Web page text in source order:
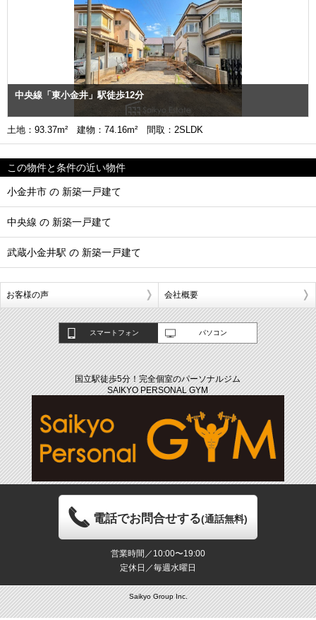
中央線「東小金井」駅徒歩12分
土地：93.37m² 建物：74.16m² 間取：2SLDK
この物件と条件の近い物件
小金井市 の 新築一戸建て
中央線 の 新築一戸建て
武蔵小金井駅 の 新築一戸建て
お客様の声 会社概要
スマートフォン パソコン
国立駅徒歩5分！完全個室のパーソナルジム
SAIKYO PERSONAL GYM
電話でお問合せする(通話無料)
営業時間／10:00〜19:00
定休日／毎週水曜日
Saikyo Group Inc.